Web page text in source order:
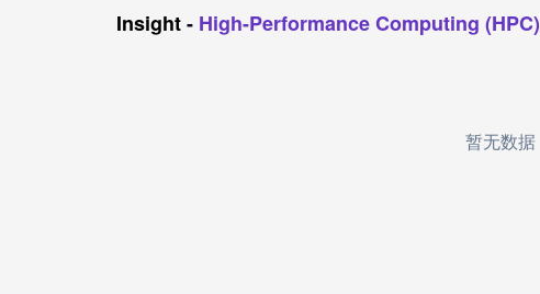
Insight- High-Performance Computing (HPC)
暂无数据